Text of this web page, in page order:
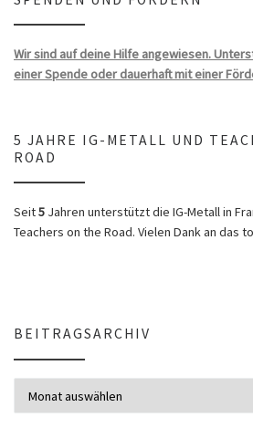
Wir sind auf deine Hilfe angewiesen.
einer Spende oder dauerhaft mit einer
5 JAHRE IG-METALL UND
ROAD
Seit5 Jahren unterstützt die IG-Metall in
Teachers on the Road. Vielen Dank an das
BEITRAGSARCHIV